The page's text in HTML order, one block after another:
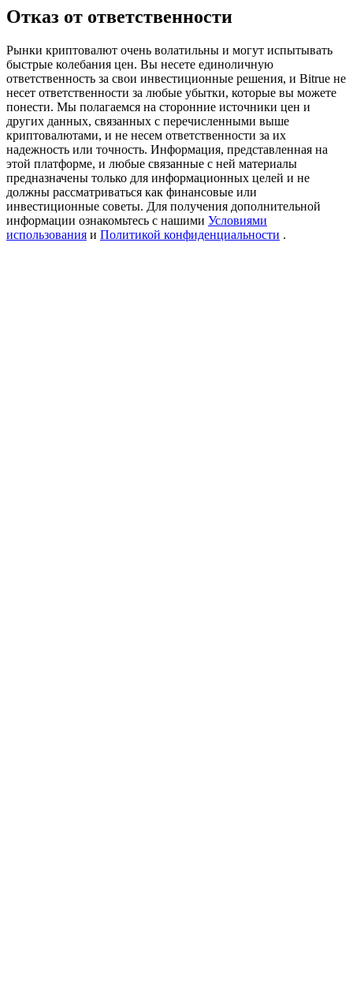
Exclusive for BitMart Users
Register & Trade to Win 500,000 USDT
Precious Metals Trading Carnival
Trade Gold & Silver · 33,333 USDT Bonus
Отказ от ответственности
Рынки криптовалют очень волатильны и могут испытывать
быстрые колебания цен. Вы несете единоличную
ответственность за свои инвестиционные решения, и Bitrue не
несет ответственности за любые убытки, которые вы можете
понести. Мы полагаемся на сторонние источники цен и
других данных, связанных с перечисленными выше
криптовалютами, и не несем ответственности за их
надежность или точность. Информация, представленная на
этой платформе, и любые связанные с ней материалы
предназначены только для информационных целей и не
должны рассматриваться как финансовые или
инвестиционные советы. Для получения дополнительной
информации ознакомьтесь с нашими Условиями
использования и Политикой конфиденциальности .